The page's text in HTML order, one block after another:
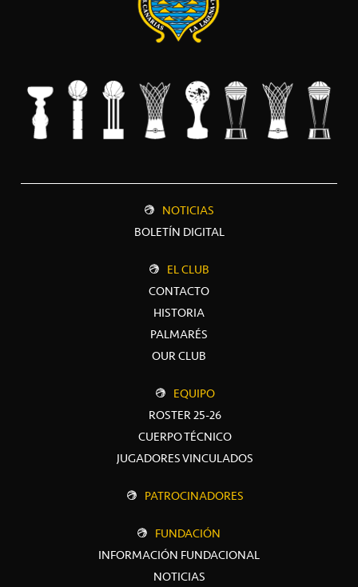
NOTICIAS
BOLETÍN DIGITAL
EL CLUB
CONTACTO
HISTORIA
PALMARÉS
OUR CLUB
EQUIPO
ROSTER 25-26
CUERPO TÉCNICO
JUGADORES VINCULADOS
PATROCINADORES
FUNDACIÓN
INFORMACIÓN FUNDACIONAL
NOTICIAS